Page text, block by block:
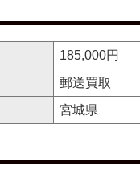
185,000円
郵送買取
宮城県